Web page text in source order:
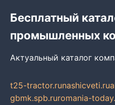
Бесплатный
промышленных
Актуальный каталог
t25-tractor.runashicveti.ru
gbmk.spb.ruromania-